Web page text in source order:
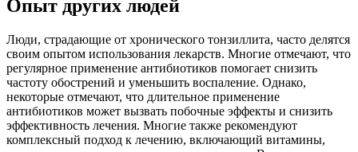
Опыт других людей
Люди, страдающие от хронического тонзиллита, часто делятся
своим опытом использования лекарств. Многие отмечают, что
регулярное применение антибиотиков помогает снизить
частоту обострений и уменьшить воспаление. Однако,
некоторые отмечают, что длительное применение
антибиотиков может вызвать побочные эффекты и снизить
эффективность лечения. Многие также рекомендуют
комплексный подход к лечению, включающий витамины,